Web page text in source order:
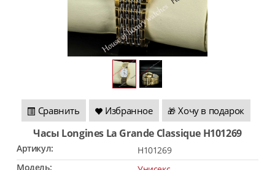
Сравнить Избранное 🎁 Хочу в подарок
Часы Longines La Grande Classique H101269
Артикул:
H101269
Модель: